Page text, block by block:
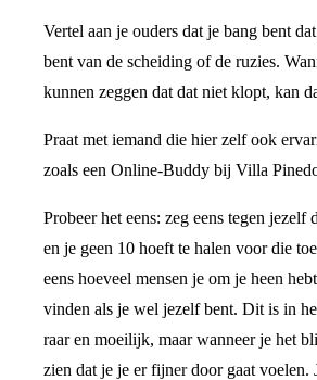
Vertel aan je ouders dat je bang bent
bent van de scheiding of de ruzies.
kunnen zeggen dat dat niet klopt, kan
Praat met iemand die hier zelf ook
zoals een Online-Buddy bij Villa
Probeer het eens: zeg eens tegen jezelf
en je geen 10 hoeft te halen voor die
eens hoeveel mensen je om je heen
vinden als je wel jezelf bent. Dit is in
raar en moeilijk, maar wanneer je het
zien dat je je er fijner door gaat voelen.